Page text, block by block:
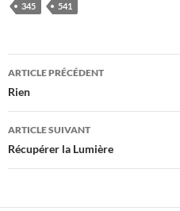
345 541
Navigation
des
articles
ARTICLE PRÉCÉDENT
Rien
ARTICLE SUIVANT
Récupérer la Lumière